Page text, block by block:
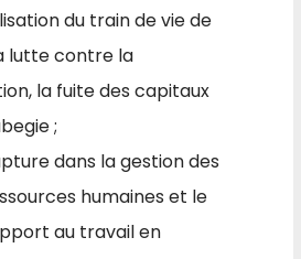
du train de vie de
lutte contre la
la fuite des capitaux
;
dans la gestion des
humaines et le
au travail en